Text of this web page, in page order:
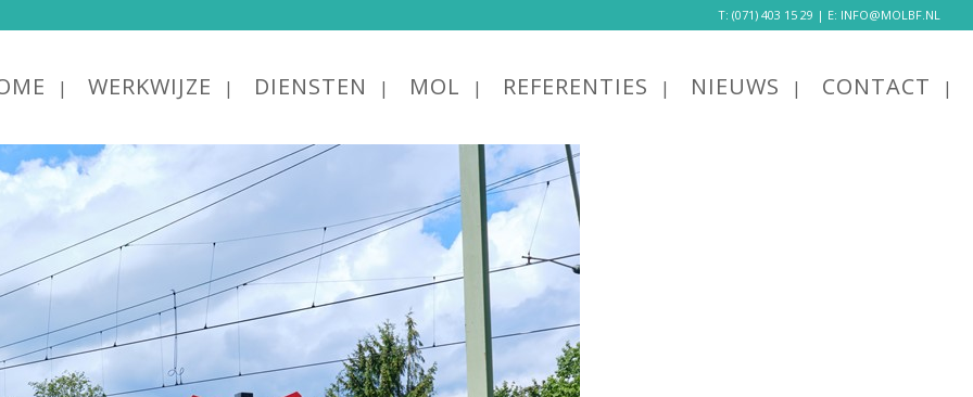
T: (071) 403 15 29 | E: INFO@MOLBF.NL
WERKWIJZE DIENSTEN MOL REFERENTIES NIEUWS CONTACT